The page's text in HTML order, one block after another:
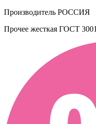
Производитель РОССИЯ
Прочее жесткая ГОСТ